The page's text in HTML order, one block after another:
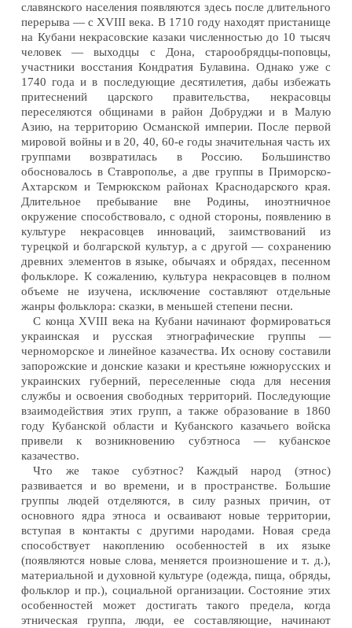
славянского населения появляются здесь после длительного
перерыва — с XVIII века. В 1710 году находят пристанище
на Кубани некрасовские казаки численностью до 10 тысяч
человек — выходцы с Дона, старообрядцы-поповцы,
участники восстания Кондратия Булавина. Однако уже с
1740 года и в последующие десятилетия, дабы избежать
притеснений царского правительства, некрасовцы
переселяются общинами в район Добруджи и в Малую
Азию, на территорию Османской империи. После первой
мировой войны и в 20, 40, 60-е годы значительная часть их
группами возвратилась в Россию. Большинство
обосновалось в Ставрополье, а две группы в Приморско-
Ахтарском и Темрюкском районах Краснодарского края.
Длительное пребывание вне Родины, иноэтничное
окружение способствовало, с одной стороны, появлению в
культуре некрасовцев инноваций, заимствований из
турецкой и болгарской культур, а с другой — сохранению
древних элементов в языке, обычаях и обрядах, песенном
фольклоре. К сожалению, культура некрасовцев в полном
объеме не изучена, исключение составляют отдельные
жанры фольклора: сказки, в меньшей степени песни.
С конца XVIII века на Кубани начинают формироваться
украинская и русская этнографические группы —
черноморское и линейное казачества. Их основу составили
запорожские и донские казаки и крестьяне южнорусских и
украинских губерний, переселенные сюда для несения
службы и освоения свободных территорий. Последующие
взаимодействия этих групп, а также образование в 1860
году Кубанской области и Кубанского казачьего войска
привели к возникновению субэтноса — кубанское
казачество.
Что же такое субэтнос? Каждый народ (этнос)
развивается и во времени, и в пространстве. Большие
группы людей отделяются, в силу разных причин, от
основного ядра этноса и осваивают новые территории,
вступая в контакты с другими народами. Новая среда
способствует накоплению особенностей в их языке
(появляются новые слова, меняется произношение и т. д.),
материальной и духовной культуре (одежда, пища, обряды,
фольклор и пр.), социальной организации. Состояние этих
особенностей может достигать такого предела, когда
этническая группа, люди, ее составляющие, начинают